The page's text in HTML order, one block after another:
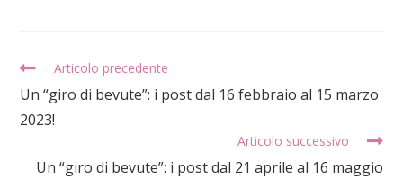
Articolo precedente
Un “giro di bevute”: i post dal 16 febbraio al 15 marzo
2023!
Articolo successivo
Un “giro di bevute”: i post dal 21 aprile al 16 maggio